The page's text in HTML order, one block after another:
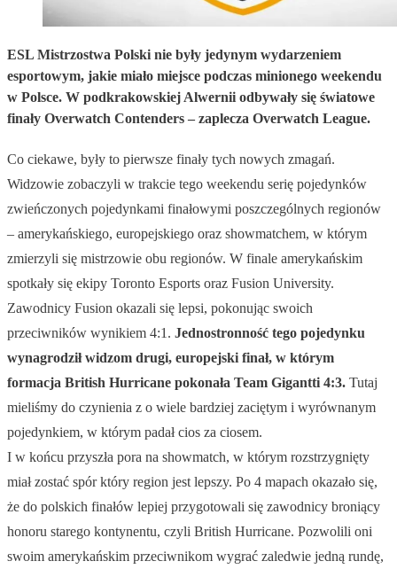
ESL Mistrzostwa Polski nie były jedynym wydarzeniem
esportowym, jakie miało miejsce podczas minionego weekendu
w Polsce. W podkrakowskiej Alwernii odbywały się światowe
finały Overwatch Contenders – zaplecza Overwatch League.
Co ciekawe, były to pierwsze finały tych nowych zmagań.
Widzowie zobaczyli w trakcie tego weekendu serię pojedynków
zwieńczonych pojedynkami finałowymi poszczególnych regionów
– amerykańskiego, europejskiego oraz showmatchem, w którym
zmierzyli się mistrzowie obu regionów. W finale amerykańskim
spotkały się ekipy Toronto Esports oraz Fusion University.
Zawodnicy Fusion okazali się lepsi, pokonując swoich
przeciwników wynikiem 4:1. Jednostronność tego pojedynku
wynagrodził widzom drugi, europejski finał, w którym
formacja British Hurricane pokonała Team Gigantti 4:3. Tutaj
mieliśmy do czynienia z o wiele bardziej zaciętym i wyrównanym
pojedynkiem, w którym padał cios za ciosem.
I w końcu przyszła pora na showmatch, w którym rozstrzygnięty
miał zostać spór który region jest lepszy. Po 4 mapach okazało się,
że do polskich finałów lepiej przygotowali się zawodnicy broniący
honoru starego kontynentu, czyli British Hurricane. Pozwolili oni
swoim amerykańskim przeciwnikom wygrać zaledwie jedną rundę,